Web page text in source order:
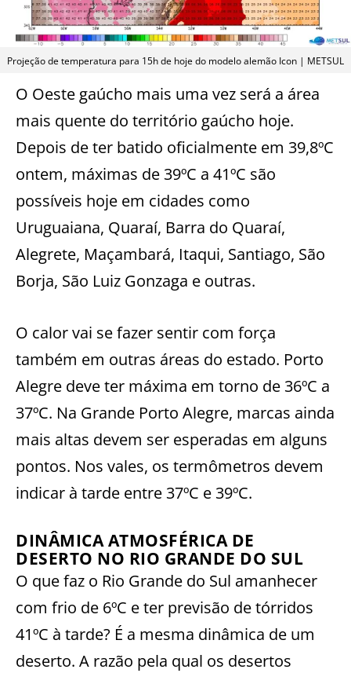
Projeção de temperatura para 15h de hoje do modelo alemão Icon | METSUL
O Oeste gaúcho mais uma vez será a área
mais quente do território gaúcho hoje.
Depois de ter batido oficialmente em 39,8ºC
ontem, máximas de 39ºC a 41ºC são
possíveis hoje em cidades como
Uruguaiana, Quaraí, Barra do Quaraí,
Alegrete, Maçambará, Itaqui, Santiago, São
Borja, São Luiz Gonzaga e outras.
O calor vai se fazer sentir com força
também em outras áreas do estado. Porto
Alegre deve ter máxima em torno de 36ºC a
37ºC. Na Grande Porto Alegre, marcas ainda
mais altas devem ser esperadas em alguns
pontos. Nos vales, os termômetros devem
indicar à tarde entre 37ºC e 39ºC.
DINÂMICA ATMOSFÉRICA DE
DESERTO NO RIO GRANDE DO SUL
O que faz o Rio Grande do Sul amanhecer
com frio de 6ºC e ter previsão de tórridos
41ºC à tarde? É a mesma dinâmica de um
deserto. A razão pela qual os desertos